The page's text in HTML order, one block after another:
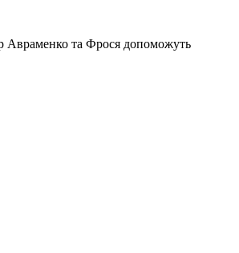
Авраменко та Фрося допоможуть